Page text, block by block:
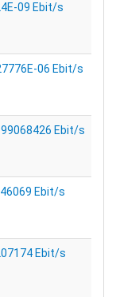
09 Ebit/s
06 Ebit/s
Ebit/s
Ebit/s
Ebit/s